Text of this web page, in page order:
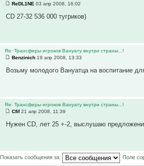
ReDL1NE 03 апр 2008, 16:02
CD 27-32 536 000 тугриков)
Re: Трансферы игроков Вануату внутри страны...!
Benzinich 19 апр 2008, 13:33
Возьму молодого Вануатца на воспитание
Re: Трансферы игроков Вануату внутри страны...!
Cfif21 апр 2008, 11:39
Нужен CD, лет 25 +-2, выслушаю
Показать сообщения за: Поле